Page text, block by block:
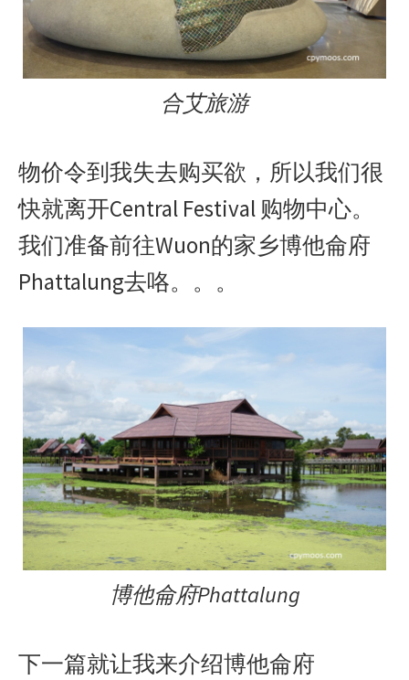
合艾旅游
物价令到我失去购买欲，所以我们很
快就离开Central Festival 购物中心。
我们准备前往Wuon的家乡博他侖府
Phattalung去咯。。。
博他侖府Phattalung
下一篇就让我来介绍博他侖府